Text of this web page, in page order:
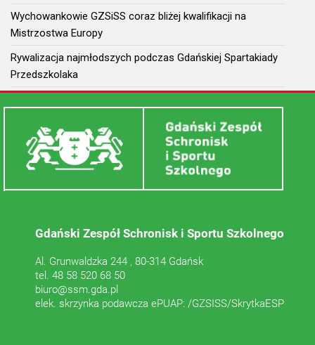
Wychowankowie GZSiSS coraz bliżej kwalifikacji na
Mistrzostwa Europy
Rywalizacja najmłodszych podczas Gdańskiej Spartakiady
Przedszkolaka
Gdański Zespół Schronisk i Sportu Szkolnego
Al. Grunwaldzka 244 , 80-314 Gdańsk
tel. 48 58 520 68 50
biuro@ssm.gda.pl
elek. skrzynka podawcza ePUAP: /GZSISS/SkrytkaESP